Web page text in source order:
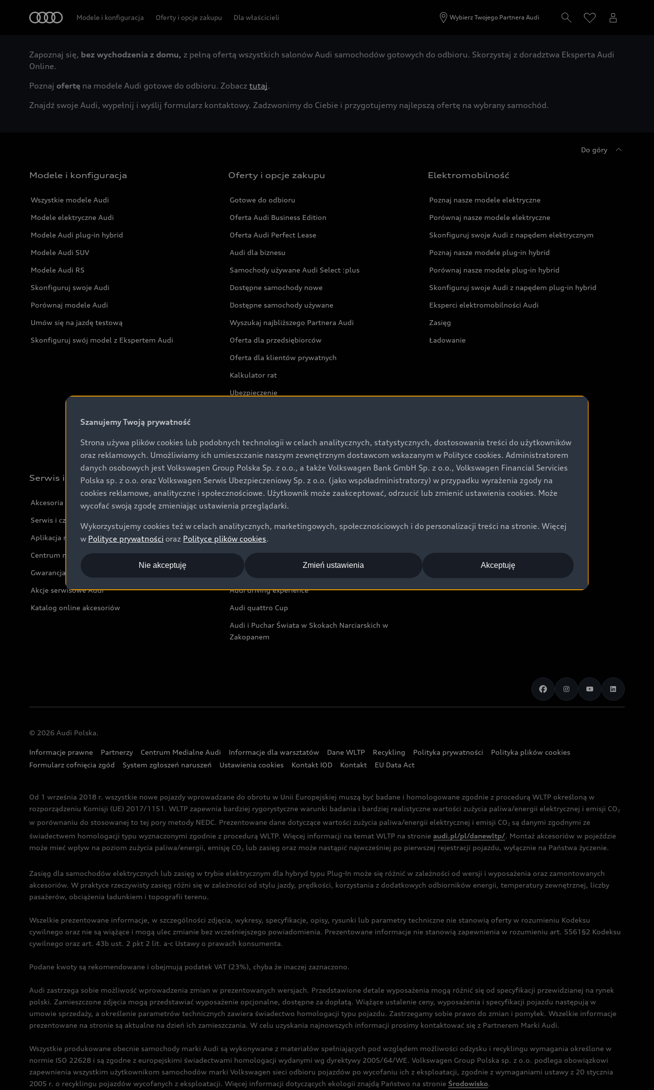
Modele i konfiguracja Oferty i opcje zakupu Dla właścicieli Wybierz Twojego Partnera Audi
Zapoznaj się, bez wychodzenia z domu, z pełną ofertą wszystkich salonów Audi samochodów gotowych do odbioru. Skorzystaj z doradztwa Eksperta Audi
Online.
Poznaj ofertę na modele Audi gotowe do odbioru. Zobacz tutaj.
Znajdź swoje Audi, wypełnij i wyślij formularz kontaktowy. Zadzwonimy do Ciebie i przygotujemy najlepszą ofertę na wybrany samochód.
Do góry
Modele i konfiguracja
Wszystkie modele Audi
Modele elektryczne Audi
Modele Audi plug-in hybrid
Modele Audi SUV
Modele Audi RS
Skonfiguruj swoje Audi
Porównaj modele Audi
Umów się na jazdę testową
Skonfiguruj swój model z Ekspertem Audi
Oferty i opcje zakupu
Gotowe do odbioru
Oferta Audi Business Edition
Oferta Audi Perfect Lease
Audi dla biznesu
Samochody używane Audi Select :plus
Dostępne samochody nowe
Dostępne samochody używane
Wyszukaj najbliższego Partnera Audi
Oferta dla przedsiębiorców
Oferta dla klientów prywatnych
Kalkulator rat
Ubezpieczenie
Audi exclusive
Elektromobilność
Poznaj nasze modele elektryczne
Porównaj nasze modele elektryczne
Skonfiguruj swoje Audi z napędem elektrycznym
Poznaj nasze modele plug-in hybrid
Porównaj nasze modele plug-in hybrid
Skonfiguruj swoje Audi z napędem plug-in hybrid
Eksperci elektromobilności Audi
Zasięg
Ładowanie
Serwis i akcesoria
Akcesoria
Serwis i części
Aplikacja myAudi i usługi cyfrowe
Centrum napraw powypadkowych
Gwarancja
Akcje serwisowe Audi
Katalog online akcesoriów
Świat Audi
Aktualności i historie postępu
Audi Nuvolari
Audi Sport Festiwal
Audi i Muzeum Sztuki Nowoczesnej w Warszawie
Audi driving experience
Audi quattro Cup
Audi i Puchar Świata w Skokach Narciarskich w
Zakopanem
© 2026 Audi Polska.
Informacje prawne Partnerzy Centrum Medialne Audi Informacje dla warsztatów Dane WLTP Recykling Polityka prywatności
Polityka plików cookies
Formularz cofnięcia zgód
System zgłoszeń naruszeń Ustawienia cookies Kontakt IOD Kontakt EU Data Act
Od 1 września 2018 r. wszystkie nowe pojazdy wprowadzane do obrotu w Unii Europejskiej muszą być badane i homologowane zgodnie z procedurą WLTP określoną w
rozporządzeniu Komisji (UE) 2017/1151. WLTP zapewnia bardziej rygorystyczne warunki badania i bardziej realistyczne wartości zużycia paliwa/energii elektrycznej i emisji CO2
w porównaniu do stosowanej to tej pory metody NEDC. Prezentowane dane dotyczące wartości zużycia paliwa/energii elektrycznej i emisji CO2 są danymi zgodnymi ze
świadectwem homologacji typu wyznaczonymi zgodnie z procedurą WLTP. Więcej informacji na temat WLTP na stronie audi.pl/pl/danewltp/. Montaż akcesoriów w pojeździe
może mieć wpływ na poziom zużycia paliwa/energii, emisję CO2 lub zasięg oraz może nastąpić najwcześniej po pierwszej rejestracji pojazdu, wyłącznie na Państwa życzenie.
Zasięg dla samochodów elektrycznych lub zasięg w trybie elektrycznym dla hybryd typu Plug-In może się różnić w zależności od wersji i wyposażenia oraz zamontowanych
akcesoriów. W praktyce rzeczywisty zasięg różni się w zależności od stylu jazdy, prędkości, korzystania z dodatkowych odbiorników energii, temperatury zewnętrznej, liczby
pasażerów, obciążenia ładunkiem i topografii terenu.
Wszelkie prezentowane informacje, w szczególności zdjęcia, wykresy, specyfikacje, opisy, rysunki lub parametry techniczne nie stanowią oferty w rozumieniu Kodeksu
cywilnego oraz nie są wiążące i mogą ulec zmianie bez wcześniejszego powiadomienia. Prezentowane informacje nie stanowią zapewnienia w rozumieniu art. 5561§2 Kodeksu
cywilnego oraz art. 43b ust. 2 pkt 2 lit. a-c Ustawy o prawach konsumenta.
Podane kwoty są rekomendowane i obejmują podatek VAT (23%), chyba że inaczej zaznaczono.
Audi zastrzega sobie możliwość wprowadzenia zmian w prezentowanych wersjach. Przedstawione detale wyposażenia mogą różnić się od specyfikacji przewidzianej na rynek
polski. Zamieszczone zdjęcia mogą przedstawiać wyposażenie opcjonalne, dostępne za dopłatą. Wiążące ustalenie ceny, wyposażenia i specyfikacji pojazdu następują w
umowie sprzedaży, a określenie parametrów technicznych zawiera świadectwo homologacji typu pojazdu. Zastrzegamy sobie prawo do zmian i pomyłek. Wszelkie informacje
prezentowane na stronie są aktualne na dzień ich zamieszczania. W celu uzyskania najnowszych informacji prosimy kontaktować się z Partnerem Marki Audi.
Wszystkie produkowane obecnie samochody marki Audi są wykonywane z materiałów spełniających pod względem możliwości odzysku i recyklingu wymagania określone w
normie ISO 22628 i są zgodne z europejskimi świadectwami homologacji wydanymi wg dyrektywy 2005/64/WE. Volkswagen Group Polska sp. z o.o. podlega obowiązkowi
zapewnienia wszystkim użytkownikom samochodów marki Volkswagen sieci odbioru pojazdów po wycofaniu ich z eksploatacji, zgodnie z wymaganiami ustawy z 20 stycznia
2005 r. o recyklingu pojazdów wycofanych z eksploatacji. Więcej informacji dotyczących ekologii znajdą Państwo na stronie Środowisko.
Szanujemy Twoją prywatność
Strona używa plików cookies lub podobnych technologii w celach analitycznych, statystycznych, dostosowania treści do użytkowników
oraz reklamowych. Umożliwiamy ich umieszczanie naszym zewnętrznym dostawcom wskazanym w Polityce cookies. Administratorem
danych osobowych jest Volkswagen Group Polska Sp. z o.o., a także Volkswagen Bank GmbH Sp. z o.o., Volkswagen Financial Servicies
Polska sp. z o.o. oraz Volkswagen Serwis Ubezpieczeniowy Sp. z o.o. (jako współadministratorzy) w przypadku wyrażenia zgody na
cookies reklamowe, analityczne i społecznościowe. Użytkownik może zaakceptować, odrzucić lub zmienić ustawienia cookies. Może
wycofać swoją zgodę zmieniając ustawienia przeglądarki.
Wykorzystujemy cookies też w celach analitycznych, marketingowych, społecznościowych i do personalizacji treści na stronie. Więcej
w Polityce prywatności oraz Polityce plików cookies.
Akceptuję
Nie akceptuję Zmień ustawienia